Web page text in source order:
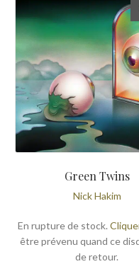
Green Twins
Nick Hakim
En rupture de stock.
être prévenu quand ce
de retour.